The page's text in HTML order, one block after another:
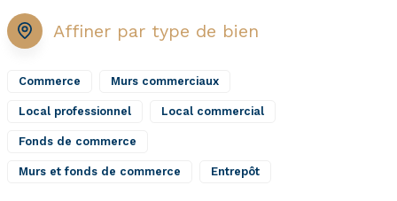
Affiner par type de bien
Commerce Murs commerciaux
Local professionnel Local commercial
Fonds de commerce
Murs et fonds de commerce Entrepôt